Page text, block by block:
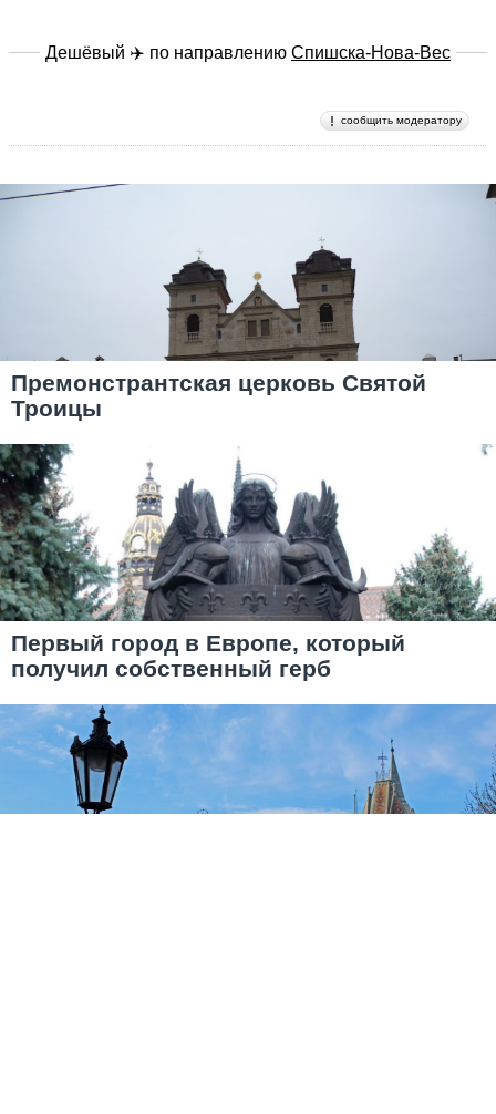
Дешёвый ✈️ по направлению Спишска-Нова-Вес
сообщить модератору
Премонстрантская церковь Святой
Троицы
Первый город в Европе, который
получил собственный герб